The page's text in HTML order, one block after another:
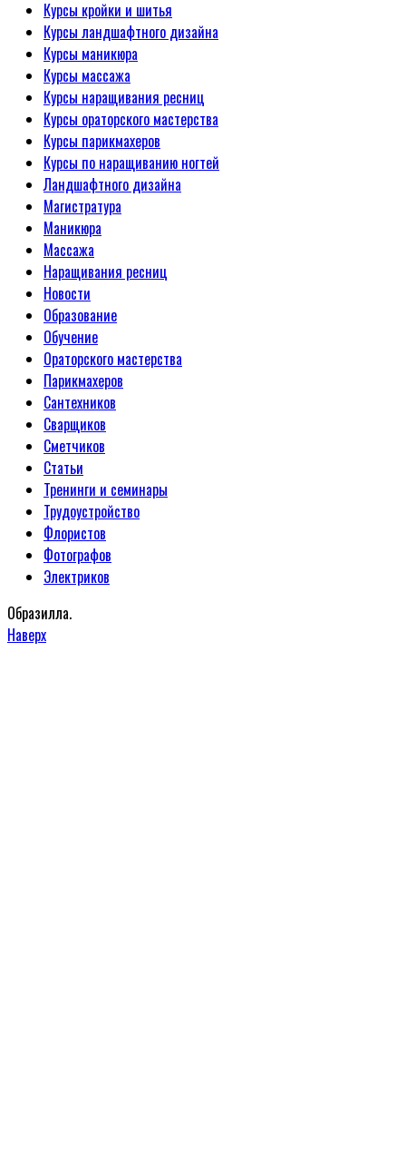
Курсы кройки и шитья
Курсы ландшафтного дизайна
Курсы маникюра
Курсы массажа
Курсы наращивания ресниц
Курсы ораторского мастерства
Курсы парикмахеров
Курсы по наращиванию ногтей
Ландшафтного дизайна
Магистратура
Маникюра
Массажа
Наращивания ресниц
Новости
Образование
Обучение
Ораторского мастерства
Парикмахеров
Сантехников
Сварщиков
Сметчиков
Статьи
Тренинги и семинары
Трудоустройство
Флористов
Фотографов
Электриков
Образилла.
Наверх